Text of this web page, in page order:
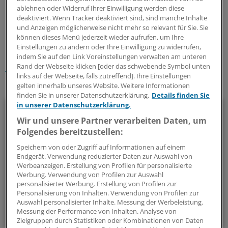
0
Schlagworte:
Krebs Allgemeinmedizin Innere Medizin Onkologie
Ihr Newsletter zum Thema
Onkologie
Unser Newsletter zur Onkologie stellt die wichtigsten
Neuigkeiten zum breiten Themenspektrum Krebs
zusammen - relevant und praxisnah.
alle 2 Wochen (Mittwoch)
Zum Abonnieren bitte anmelden
ablehnen oder Widerruf Ihrer Einwilligung werden diese
deaktiviert. Wenn Tracker deaktiviert sind, sind manche Inhalte
und Anzeigen möglicherweise nicht mehr so relevant für Sie. Sie
können dieses Menü jederzeit wieder aufrufen, um Ihre
Einstellungen zu ändern oder Ihre Einwilligung zu widerrufen,
indem Sie auf den Link Voreinstellungen verwalten am unteren
Rand der Webseite klicken [oder das schwebende Symbol unten
links auf der Webseite, falls zutreffend]. Ihre Einstellungen
gelten innerhalb unseres Website. Weitere Informationen
finden Sie in unserer Datenschutzerklärung. Details finden Sie
in unserer Datenschutzerklärung.
Wir und unsere Partner verarbeiten Daten, um
Folgendes bereitzustellen:
Speichern von oder Zugriff auf Informationen auf einem
Endgerät. Verwendung reduzierter Daten zur Auswahl von
Werbeanzeigen. Erstellung von Profilen für personalisierte
Werbung. Verwendung von Profilen zur Auswahl
personalisierter Werbung. Erstellung von Profilen zur
Personalisierung von Inhalten. Verwendung von Profilen zur
Auswahl personalisierter Inhalte. Messung der Werbeleistung.
Messung der Performance von Inhalten. Analyse von
Zielgruppen durch Statistiken oder Kombinationen von Daten